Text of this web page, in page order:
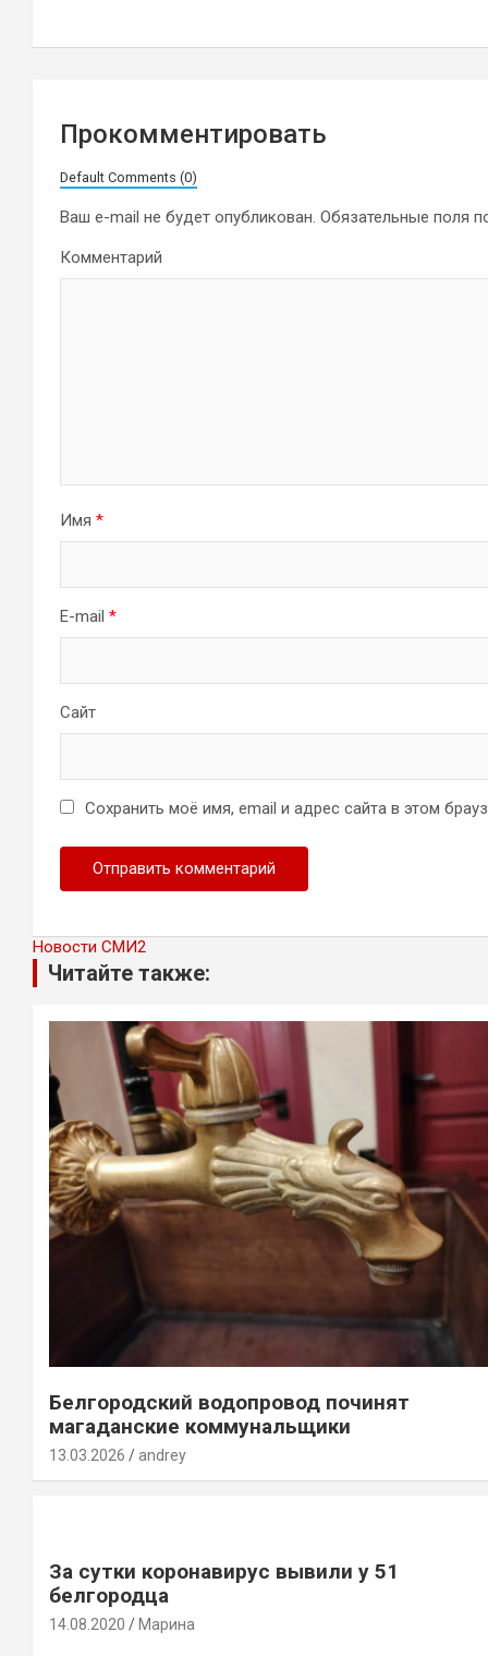
записям
Прокомментировать
Default Comments (0)
Ваш e-mail не будет опубликован. Обязательные поля
Комментарий
Имя *
E-mail *
Сайт
Сохранить моё имя, email и адрес сайта в этом
Новости СМИ2
Читайте также:
Белгородский водопровод починят
магаданские коммунальщики
13.03.2026 andrey
За сутки коронавирус вывили у 51
белгородца
14.08.2020 Марина